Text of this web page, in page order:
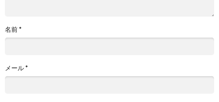
名前*
メール*